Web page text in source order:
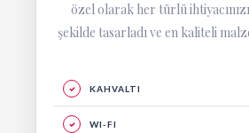
özel olarak her türlü
şekilde tasarladı ve en kaliteli
KAHVALTI
WI-FI